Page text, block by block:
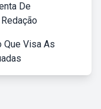
De
Que Visa As